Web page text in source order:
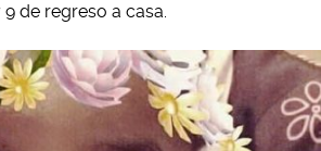
de regreso a casa.